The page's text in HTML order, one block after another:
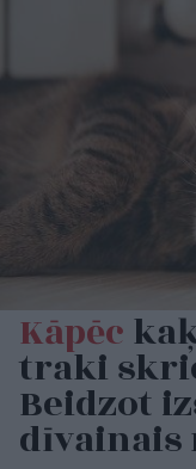
Kāpēc
traki
Beidzot
dīvainais